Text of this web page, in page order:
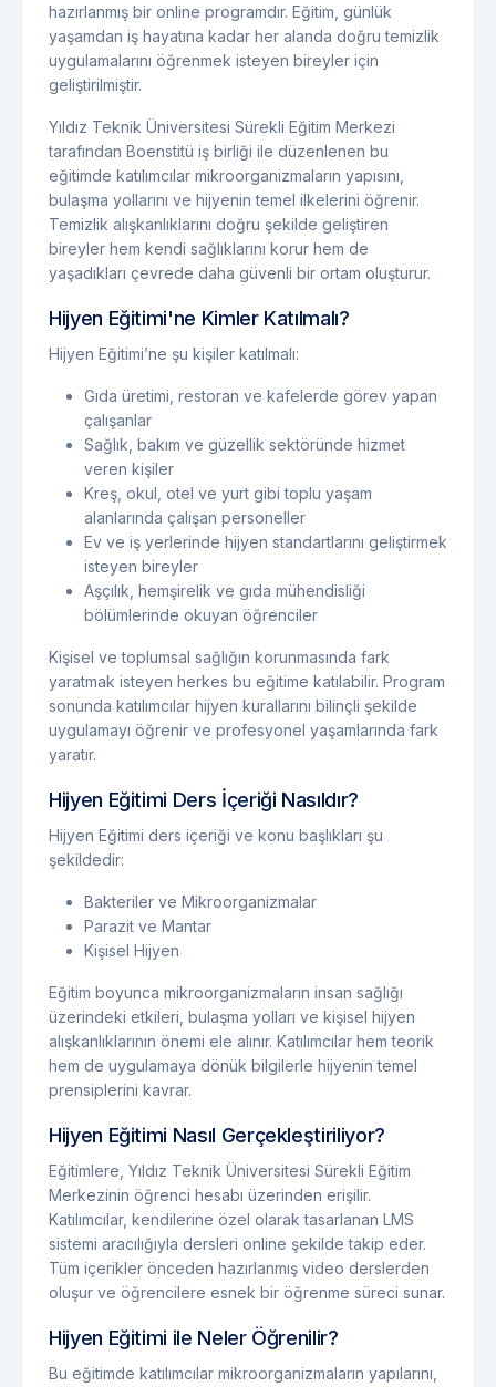
hazırlanmış bir online programdır. Eğitim, günlük
yaşamdan iş hayatına kadar her alanda doğru temizlik
uygulamalarını öğrenmek isteyen bireyler için
geliştirilmiştir.
Yıldız Teknik Üniversitesi Sürekli Eğitim Merkezi
tarafından Boenstitü iş birliği ile düzenlenen bu
eğitimde katılımcılar mikroorganizmaların yapısını,
bulaşma yollarını ve hijyenin temel ilkelerini öğrenir.
Temizlik alışkanlıklarını doğru şekilde geliştiren
bireyler hem kendi sağlıklarını korur hem de
yaşadıkları çevrede daha güvenli bir ortam oluşturur.
Hijyen Eğitimi'ne Kimler Katılmalı?
Hijyen Eğitimi’ne şu kişiler katılmalı:
Gıda üretimi, restoran ve kafelerde görev yapan
çalışanlar
Sağlık, bakım ve güzellik sektöründe hizmet
veren kişiler
Kreş, okul, otel ve yurt gibi toplu yaşam
alanlarında çalışan personeller
Ev ve iş yerlerinde hijyen standartlarını geliştirmek
isteyen bireyler
Aşçılık, hemşirelik ve gıda mühendisliği
bölümlerinde okuyan öğrenciler
Kişisel ve toplumsal sağlığın korunmasında fark
yaratmak isteyen herkes bu eğitime katılabilir. Program
sonunda katılımcılar hijyen kurallarını bilinçli şekilde
uygulamayı öğrenir ve profesyonel yaşamlarında fark
yaratır.
Hijyen Eğitimi Ders İçeriği Nasıldır?
Hijyen Eğitimi ders içeriği ve konu başlıkları şu
şekildedir:
Bakteriler ve Mikroorganizmalar
Parazit ve Mantar
Kişisel Hijyen
Eğitim boyunca mikroorganizmaların insan sağlığı
üzerindeki etkileri, bulaşma yolları ve kişisel hijyen
alışkanlıklarının önemi ele alınır. Katılımcılar hem teorik
hem de uygulamaya dönük bilgilerle hijyenin temel
prensiplerini kavrar.
Hijyen Eğitimi Nasıl Gerçekleştiriliyor?
Eğitimlere, Yıldız Teknik Üniversitesi Sürekli Eğitim
Merkezinin öğrenci hesabı üzerinden erişilir.
Katılımcılar, kendilerine özel olarak tasarlanan LMS
sistemi aracılığıyla dersleri online şekilde takip eder.
Tüm içerikler önceden hazırlanmış video derslerden
oluşur ve öğrencilere esnek bir öğrenme süreci sunar.
Hijyen Eğitimi ile Neler Öğrenilir?
Bu eğitimde katılımcılar mikroorganizmaların yapılarını,